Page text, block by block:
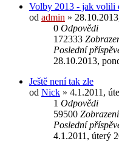
Volby 2013 - jak volili
od admin »
0 Odpovědi
172333
Poslední
28.10.2013,
Ještě není tak zle
od Nick » 4.1.2011,
1 Odpovědi
59500 Zobrazení
Poslední
4.1.2011, úterý